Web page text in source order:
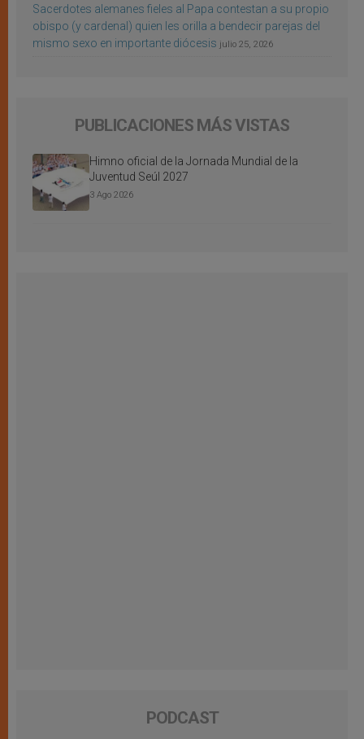
Sacerdotes alemanes fieles al Papa contestan a su propio
obispo (y cardenal) quien les orilla a bendecir parejas del
mismo sexo en importante diócesis julio 25, 2026
PUBLICACIONES MÁS VISTAS
Himno oficial de la Jornada Mundial de la
Juventud Seúl 2027
3 Ago 2026
PODCAST